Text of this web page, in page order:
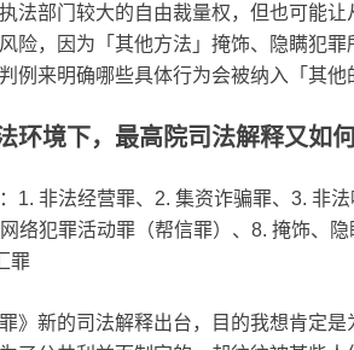
法部门较大的自由裁量权，但也可能
险，因为「其他方法」掩饰、隐瞒犯
例来明确哪些具体行为会被纳入「其
环境下，最高院司法解释又如
1. 非法经营罪、2. 集资诈骗罪、3. 非
络犯罪活动罪（帮信罪）、8. 掩饰、
罪
》新的司法解释出台，目的我想肯定